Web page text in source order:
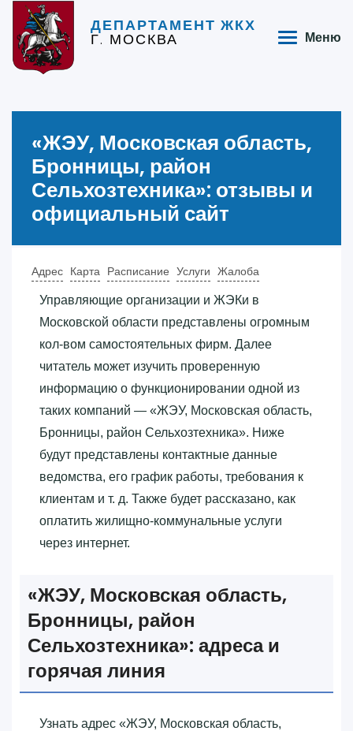
ДЕПАРТАМЕНТ ЖКХ
Г. МОСКВА Меню
«‎ЖЭУ, Московская область,
Бронницы, район
Сельхозтехника»‎: отзывы и
официальный сайт
Адрес Карта Расписание Услуги Жалоба
Управляющие организации и ЖЭКи в
Московской области представлены огромным
кол-вом самостоятельных фирм. Далее
читатель может изучить проверенную
информацию о функционировании одной из
таких компаний — «‎ЖЭУ, Московская область,
Бронницы, район Сельхозтехника»‎. Ниже
будут представлены контактные данные
ведомства, его график работы, требования к
клиентам и т. д. Также будет рассказано, как
оплатить жилищно-коммунальные услуги
через интернет.
«‎ЖЭУ, Московская область,
Бронницы, район
Сельхозтехника»‎: адреса и
горячая линия
Узнать адрес «‎ЖЭУ, Московская область,